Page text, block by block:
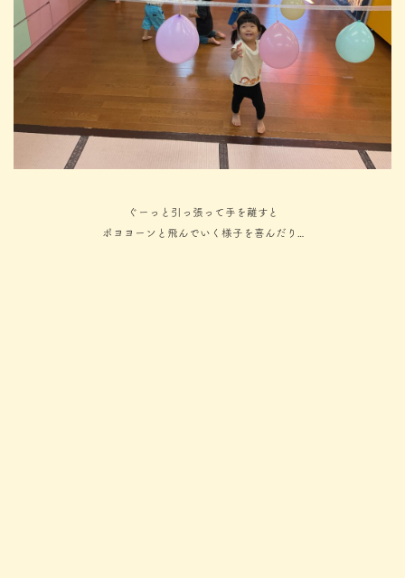
ぐーっと引っ張って手を離すと
ポヨヨーンと飛んでいく様子を喜んだり…